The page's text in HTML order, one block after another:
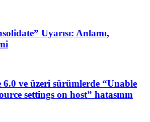
Uyarısı: Anlamı,
ve üzeri sürümlerde “Unable
settings on host” hatasının